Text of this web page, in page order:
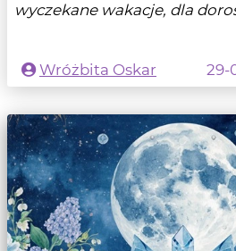
wyczekane wakacje, dla
Wróżbita Oskar
29-